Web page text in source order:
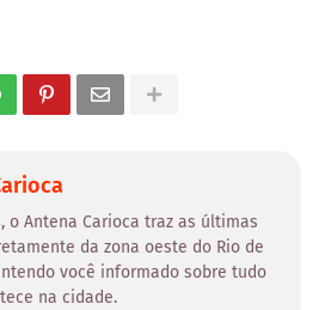
o Antena Carioca traz as últimas
da zona oeste do Rio de
você informado sobre tudo
na cidade.